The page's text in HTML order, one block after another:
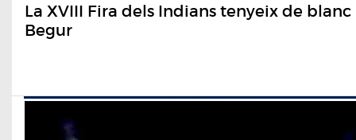
La XVIII Fira dels Indians tenyeix de blanc
Begur